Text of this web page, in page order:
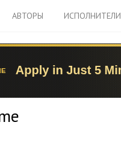
АВТОРЫ ИСПОЛНИТЕЛИ